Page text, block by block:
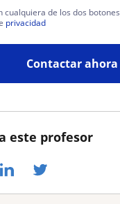
este profesor
cualquiera de los dos
privacidad
Contactar ahora